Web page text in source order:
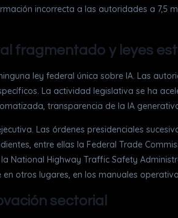
incorrecta a las autoridades a
fragmentado y leyes
ley federal única sobre IA. Las
La actividad legislativa se ha
transparencia de la IA
Las órdenes presidenciales
entre ellas la Federal Trade
National Highway Traffic Safety
otros lugares, en los manuales
sectorial